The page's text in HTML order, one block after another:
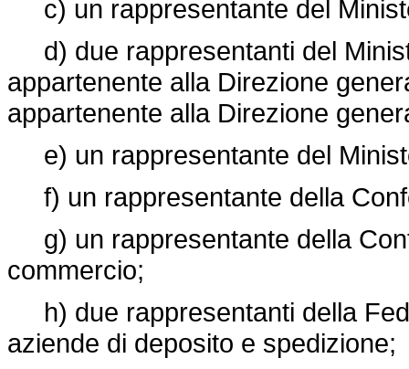
c) un rappresentante del
d) due rappresentanti del
appartenente alla Direzione
appartenente alla Direzione
e) un rappresentante del
f) un rappresentante della
g) un rappresentante della
commercio;
h) due rappresentanti della
aziende di deposito e spedizione;